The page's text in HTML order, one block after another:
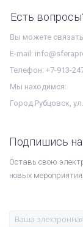
Есть
Вы можете
E-mail:
Телефон: +7-913-
Мы находимся:
Город Рубцовск,
Подпишись
Оставь свою
новых